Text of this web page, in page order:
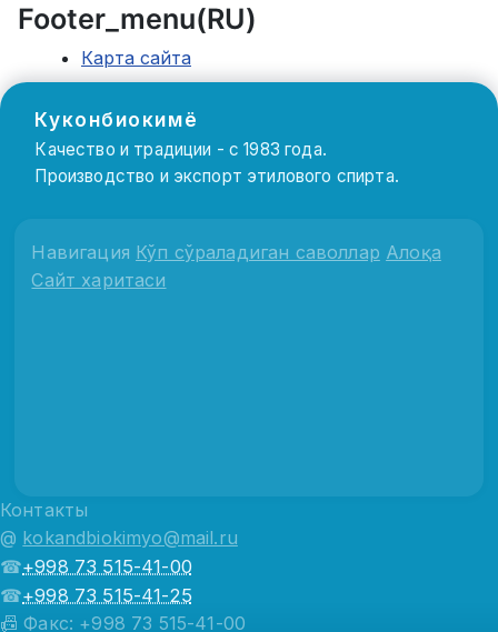
Footer_menu(RU)
Карта сайта
Куконбиокимё
Качество и традиции - с 1983 года.
Производство и экспорт этилового спирта.
Навигация Кўп сўраладиган саволлар Алоқа
Сайт харитаси
Контакты
@ kokandbiokimyo@mail.ru
☎+998 73 515-41-00
☎+998 73 515-41-25
📠 Факс: +998 73 515-41-00